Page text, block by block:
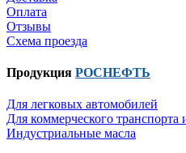
Оплата
Отзывы
Схема проезда
Продукция РОСНЕФТЬ
Для легковых автомобилей
Для коммерческого транспорта
Индустриальные масла